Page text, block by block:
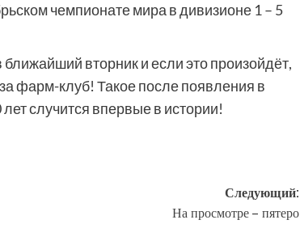
чемпионате мира в дивизионе 1 – 5
вторник и если это произойдёт,
фарм-клуб! Такое после появления в
случится впервые в истории!
Следующий:
На просмотре – пятеро